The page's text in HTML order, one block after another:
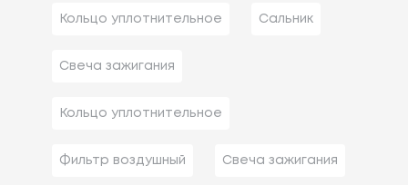
Кольцо уплотнительное Сальник
Свеча зажигания
Кольцо уплотнительное
Фильтр воздушный Свеча зажигания